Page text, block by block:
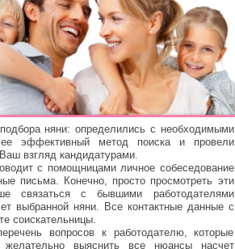
няни: определились с необходимыми
эффективный метод поиска и провели
взгляд кандидатурами.
с помощницами личное собеседование
письма. Конечно, просто просмотреть эти
связаться с бывшими работодателями
выбранной няни. Все контактные данные с
соискательницы.
вопросов к работодателю, которые
выяснить все нюансы насчет